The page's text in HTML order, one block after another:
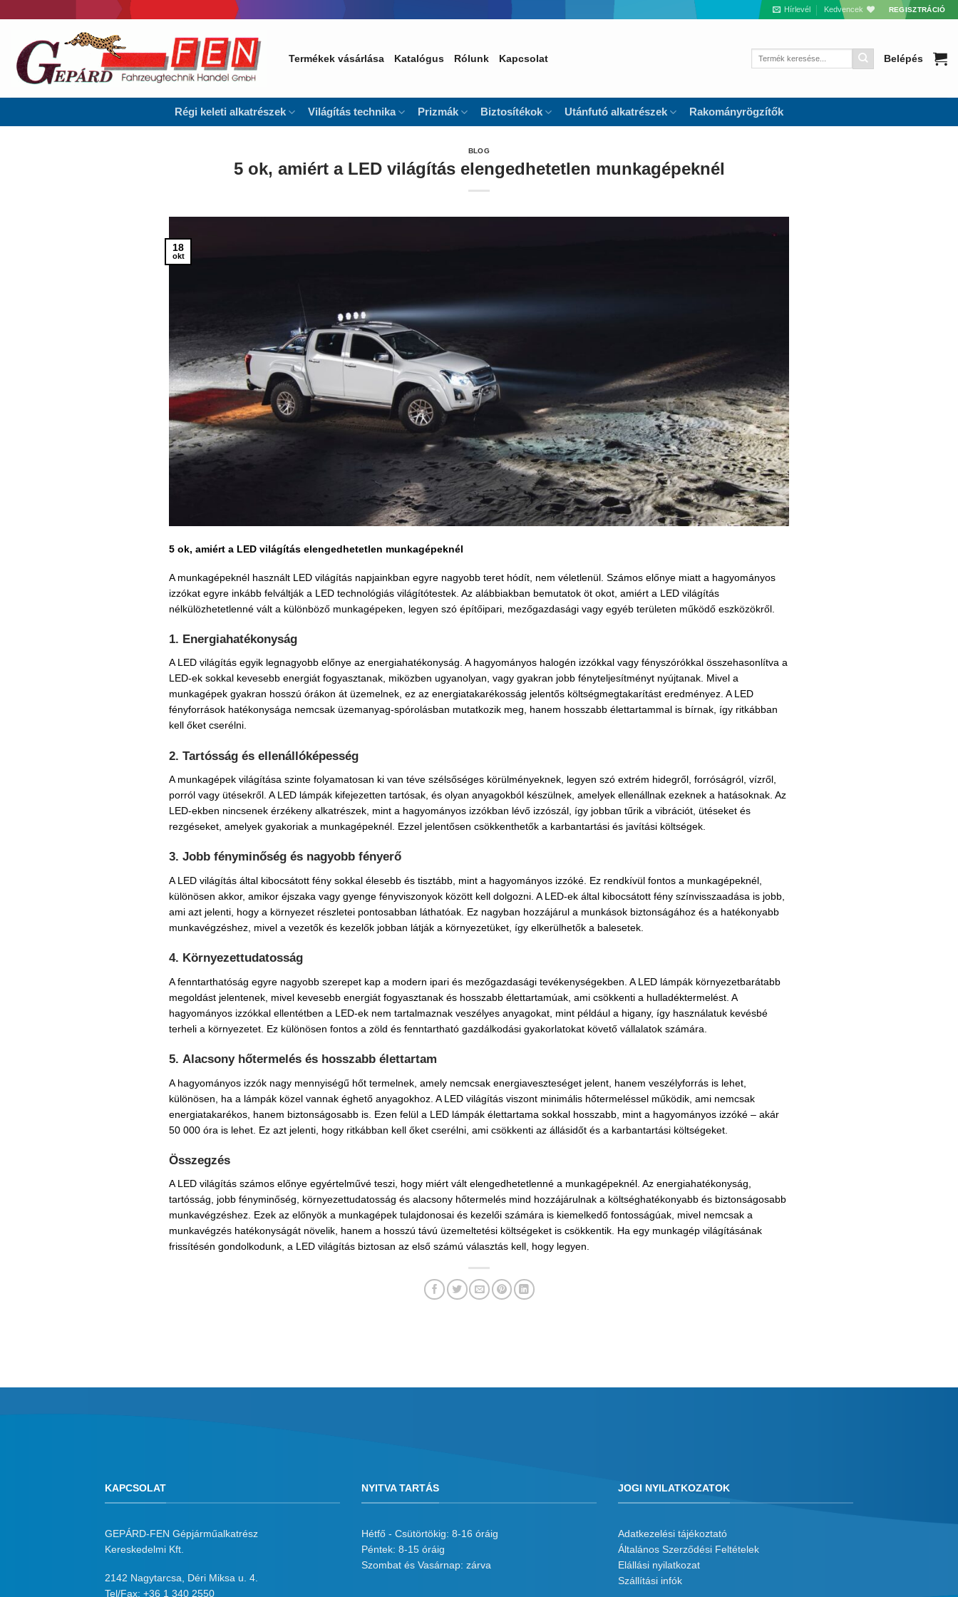
to
Hírlevél Kedvencek REGISZTRÁCIÓ
Termékek vásárlása Katalógus Rólunk Kapcsolat
Keresés
Belépés
Régi keleti alkatrészek Világítás technika Prizmák Biztosítékok Utánfutó alkatrészek Rakományrögzítők
BLOG
5 ok, amiért a LED világítás elengedhetetlen munkagépeknél
18
okt
5 ok, amiért a LED világítás elengedhetetlen munkagépeknél
A munkagépeknél használt LED világítás napjainkban egyre nagyobb teret hódít, nem véletlenül. Számos előnye miatt a hagyományos
izzókat egyre inkább felváltják a LED technológiás világítótestek. Az alábbiakban bemutatok öt okot, amiért a LED világítás
nélkülözhetetlenné vált a különböző munkagépeken, legyen szó építőipari, mezőgazdasági vagy egyéb területen működő eszközökről.
1. Energiahatékonyság
A LED világítás egyik legnagyobb előnye az energiahatékonyság. A hagyományos halogén izzókkal vagy fényszórókkal összehasonlítva a
LED-ek sokkal kevesebb energiát fogyasztanak, miközben ugyanolyan, vagy gyakran jobb fényteljesítményt nyújtanak. Mivel a
munkagépek gyakran hosszú órákon át üzemelnek, ez az energiatakarékosság jelentős költségmegtakarítást eredményez. A LED
fényforrások hatékonysága nemcsak üzemanyag-spórolásban mutatkozik meg, hanem hosszabb élettartammal is bírnak, így ritkábban
kell őket cserélni.
2. Tartósság és ellenállóképesség
A munkagépek világítása szinte folyamatosan ki van téve szélsőséges körülményeknek, legyen szó extrém hidegről, forróságról, vízről,
porról vagy ütésekről. A LED lámpák kifejezetten tartósak, és olyan anyagokból készülnek, amelyek ellenállnak ezeknek a hatásoknak. Az
LED-ekben nincsenek érzékeny alkatrészek, mint a hagyományos izzókban lévő izzószál, így jobban tűrik a vibrációt, ütéseket és
rezgéseket, amelyek gyakoriak a munkagépeknél. Ezzel jelentősen csökkenthetők a karbantartási és javítási költségek.
3. Jobb fényminőség és nagyobb fényerő
A LED világítás által kibocsátott fény sokkal élesebb és tisztább, mint a hagyományos izzóké. Ez rendkívül fontos a munkagépeknél,
különösen akkor, amikor éjszaka vagy gyenge fényviszonyok között kell dolgozni. A LED-ek által kibocsátott fény színvisszaadása is jobb,
ami azt jelenti, hogy a környezet részletei pontosabban láthatóak. Ez nagyban hozzájárul a munkások biztonságához és a hatékonyabb
munkavégzéshez, mivel a vezetők és kezelők jobban látják a környezetüket, így elkerülhetők a balesetek.
4. Környezettudatosság
A fenntarthatóság egyre nagyobb szerepet kap a modern ipari és mezőgazdasági tevékenységekben. A LED lámpák környezetbarátabb
megoldást jelentenek, mivel kevesebb energiát fogyasztanak és hosszabb élettartamúak, ami csökkenti a hulladéktermelést. A
hagyományos izzókkal ellentétben a LED-ek nem tartalmaznak veszélyes anyagokat, mint például a higany, így használatuk kevésbé
terheli a környezetet. Ez különösen fontos a zöld és fenntartható gazdálkodási gyakorlatokat követő vállalatok számára.
5. Alacsony hőtermelés és hosszabb élettartam
A hagyományos izzók nagy mennyiségű hőt termelnek, amely nemcsak energiaveszteséget jelent, hanem veszélyforrás is lehet,
különösen, ha a lámpák közel vannak éghető anyagokhoz. A LED világítás viszont minimális hőtermeléssel működik, ami nemcsak
energiatakarékos, hanem biztonságosabb is. Ezen felül a LED lámpák élettartama sokkal hosszabb, mint a hagyományos izzóké – akár
50 000 óra is lehet. Ez azt jelenti, hogy ritkábban kell őket cserélni, ami csökkenti az állásidőt és a karbantartási költségeket.
Összegzés
A LED világítás számos előnye egyértelművé teszi, hogy miért vált elengedhetetlenné a munkagépeknél. Az energiahatékonyság,
tartósság, jobb fényminőség, környezettudatosság és alacsony hőtermelés mind hozzájárulnak a költséghatékonyabb és biztonságosabb
munkavégzéshez. Ezek az előnyök a munkagépek tulajdonosai és kezelői számára is kiemelkedő fontosságúak, mivel nemcsak a
munkavégzés hatékonyságát növelik, hanem a hosszú távú üzemeltetési költségeket is csökkentik. Ha egy munkagép világításának
frissítésén gondolkodunk, a LED világítás biztosan az első számú választás kell, hogy legyen.
KAPCSOLAT
GEPÁRD-FEN Gépjárműalkatrész
Kereskedelmi Kft.
2142 Nagytarcsa, Déri Miksa u. 4.
Tel/Fax: +36 1 340 2550
NYITVA TARTÁS
Hétfő - Csütörtökig: 8-16 óráig
Péntek: 8-15 óráig
Szombat és Vasárnap: zárva
JOGI NYILATKOZATOK
Adatkezelési tájékoztató
Általános Szerződési Feltételek
Elállási nyilatkozat
Szállítási infók